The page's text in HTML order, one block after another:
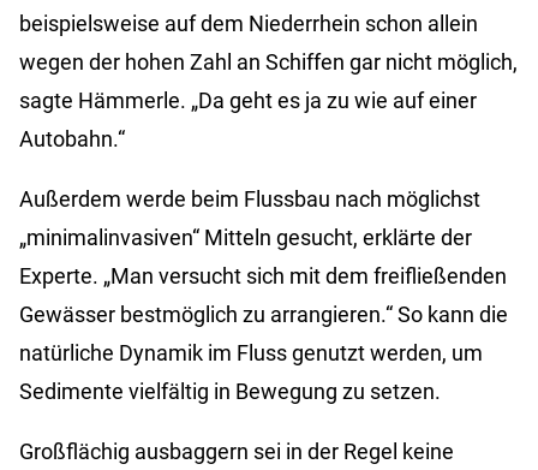
beispielsweise auf dem Niederrhein schon allein
wegen der hohen Zahl an Schiffen gar nicht möglich,
sagte Hämmerle. „Da geht es ja zu wie auf einer
Autobahn.“
Außerdem werde beim Flussbau nach möglichst
„minimalinvasiven“ Mitteln gesucht, erklärte der
Experte. „Man versucht sich mit dem freifließenden
Gewässer bestmöglich zu arrangieren.“ So kann die
natürliche Dynamik im Fluss genutzt werden, um
Sedimente vielfältig in Bewegung zu setzen.
Großflächig ausbaggern sei in der Regel keine